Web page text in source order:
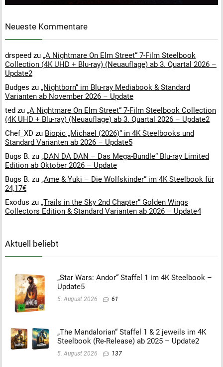
Neueste Kommentare
drspeed zu „A Nightmare On Elm Street“ 7-Film Steelbook
Collection (4K UHD + Blu-ray) (Neuauflage) ab 3. Quartal 2026 –
Update2
Budges zu „Nightborn“ im Blu-ray Mediabook & Standard
Varianten ab November 2026 – Update
ted zu „A Nightmare On Elm Street“ 7-Film Steelbook Collection
(4K UHD + Blu-ray) (Neuauflage) ab 3. Quartal 2026 – Update2
Chef_XD zu Biopic „Michael (2026)“ in 4K Steelbooks und
Standard Varianten ab 2026 – Update5
Bugs B. zu „DAN DA DAN – Das Mega-Bundle“ Blu-ray Limited
Edition ab Oktober 2026 – Update
Bugs B. zu „Ame & Yuki – Die Wolfskinder“ im 4K Steelbook für
24,17€
Exodus zu „Trails in the Sky 2nd Chapter“ Golden Wings
Collectors Edition & Standard Varianten ab 2026 – Update4
Aktuell beliebt
„Star Wars: Andor“ Staffel 1 im 4K Steelbook –
Update5
5. August 2026 61
„The Mandalorian“ Staffel 1 & 2 jeweils im 4K
Steelbook (Re-Release) ab 2025 – Update2
5. August 2026 137